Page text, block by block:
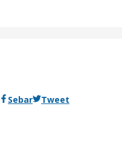
Sebar Tweet